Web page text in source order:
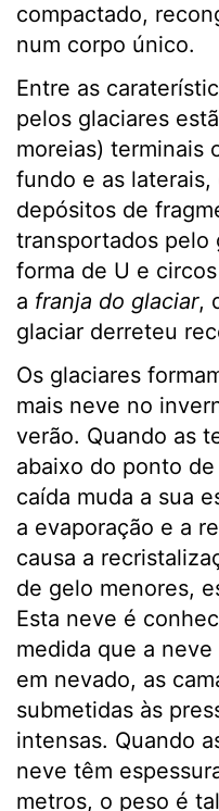
compactado,
num corpo único.
Entre as
pelos glaciares
moreias) terminais
fundo e as laterais,
depósitos de
transportados pelo
forma de U e
a franja do glaciar,
glaciar derreteu
Os glaciares
mais neve no
verão. Quando as
abaixo do ponto
caída muda a sua
a evaporação e a
causa a
de gelo menores,
Esta neve é
medida que a
em nevado, as
submetidas às
intensas. Quando
neve têm
metros, o peso é